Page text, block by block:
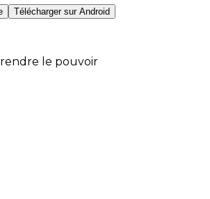
Télécharger sur Android
le pouvoir